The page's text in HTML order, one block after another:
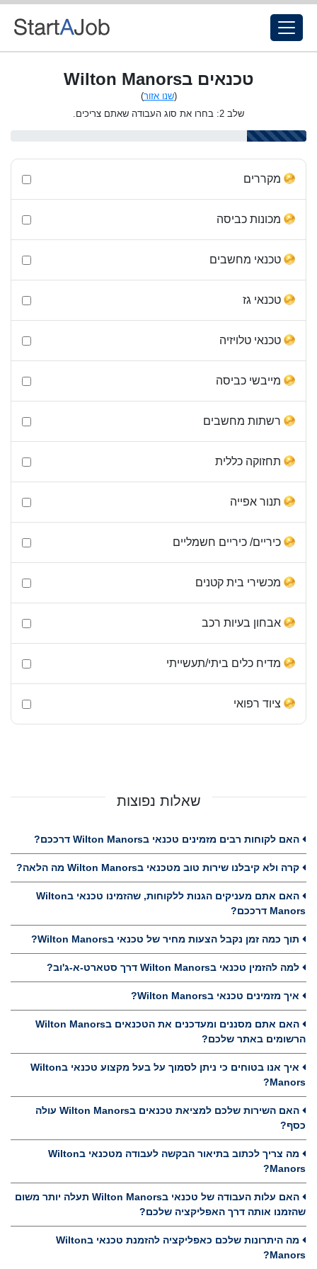
טכנאים בWilton Manors
(שנו אזור)
שלב 2: בחרו את סוג העבודה שאתם צריכים.
מקררים
מכונות כביסה
טכנאי מחשבים
טכנאי גז
טכנאי טלויזיה
מייבשי כביסה
רשתות מחשבים
תחזוקה כללית
תנור אפייה
כיריים/ כיריים חשמליים
מכשירי בית קטנים
אבחון בעיות רכב
מדיח כלים ביתי/תעשייתי
ציוד רפואי
שאלות נפוצות
האם לקוחות רבים מזמינים טכנאי בWilton Manors דרככם?
קרה ולא קיבלנו שירות טוב מטכנאי בWilton Manors מה הלאה?
האם אתם מעניקים הגנות ללקוחות, שהזמינו טכנאי בWilton
Manors דרככם?
תוך כמה זמן נקבל הצעות מחיר של טכנאי בWilton Manors?
למה להזמין טכנאי בWilton Manors דרך סטארט-א-ג'וב?
איך מזמינים טכנאי בWilton Manors?
האם אתם מסננים ומעדכנים את הטכנאים בWilton Manors
הרשומים באתר שלכם?
איך אנו בטוחים כי ניתן לסמוך על בעל מקצוע טכנאי בWilton
Manors?
האם השירות שלכם למציאת טכנאים בWilton Manors עולה
כסף?
מה צריך לכתוב בתיאור הבקשה לעבודה מטכנאי בWilton
Manors?
האם עלות העבודה של טכנאי בWilton Manors תעלה יותר משום
שהזמנו אותה דרך האפליקציה שלכם?
מה היתרונות שלכם כאפליקציה להזמנת טכנאי בWilton
Manors?